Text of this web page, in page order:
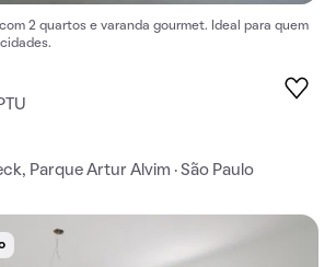
2 quartos e varanda gourmet. Ideal para quem
Parque Artur Alvim · São Paulo